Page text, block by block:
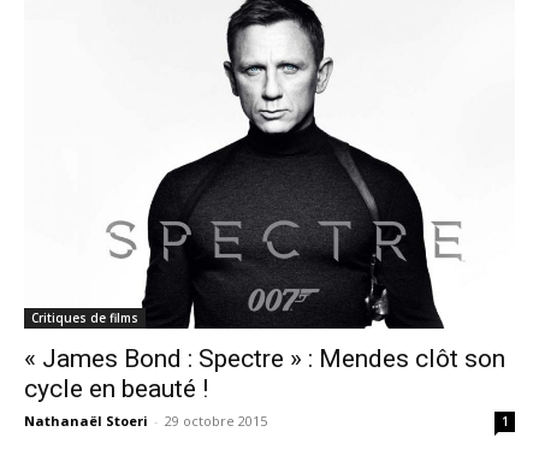
Critiques de films
« James Bond : Spectre » : Mendes clôt son
cycle en beauté !
Nathanaël Stoeri - 29 octobre 2015 1